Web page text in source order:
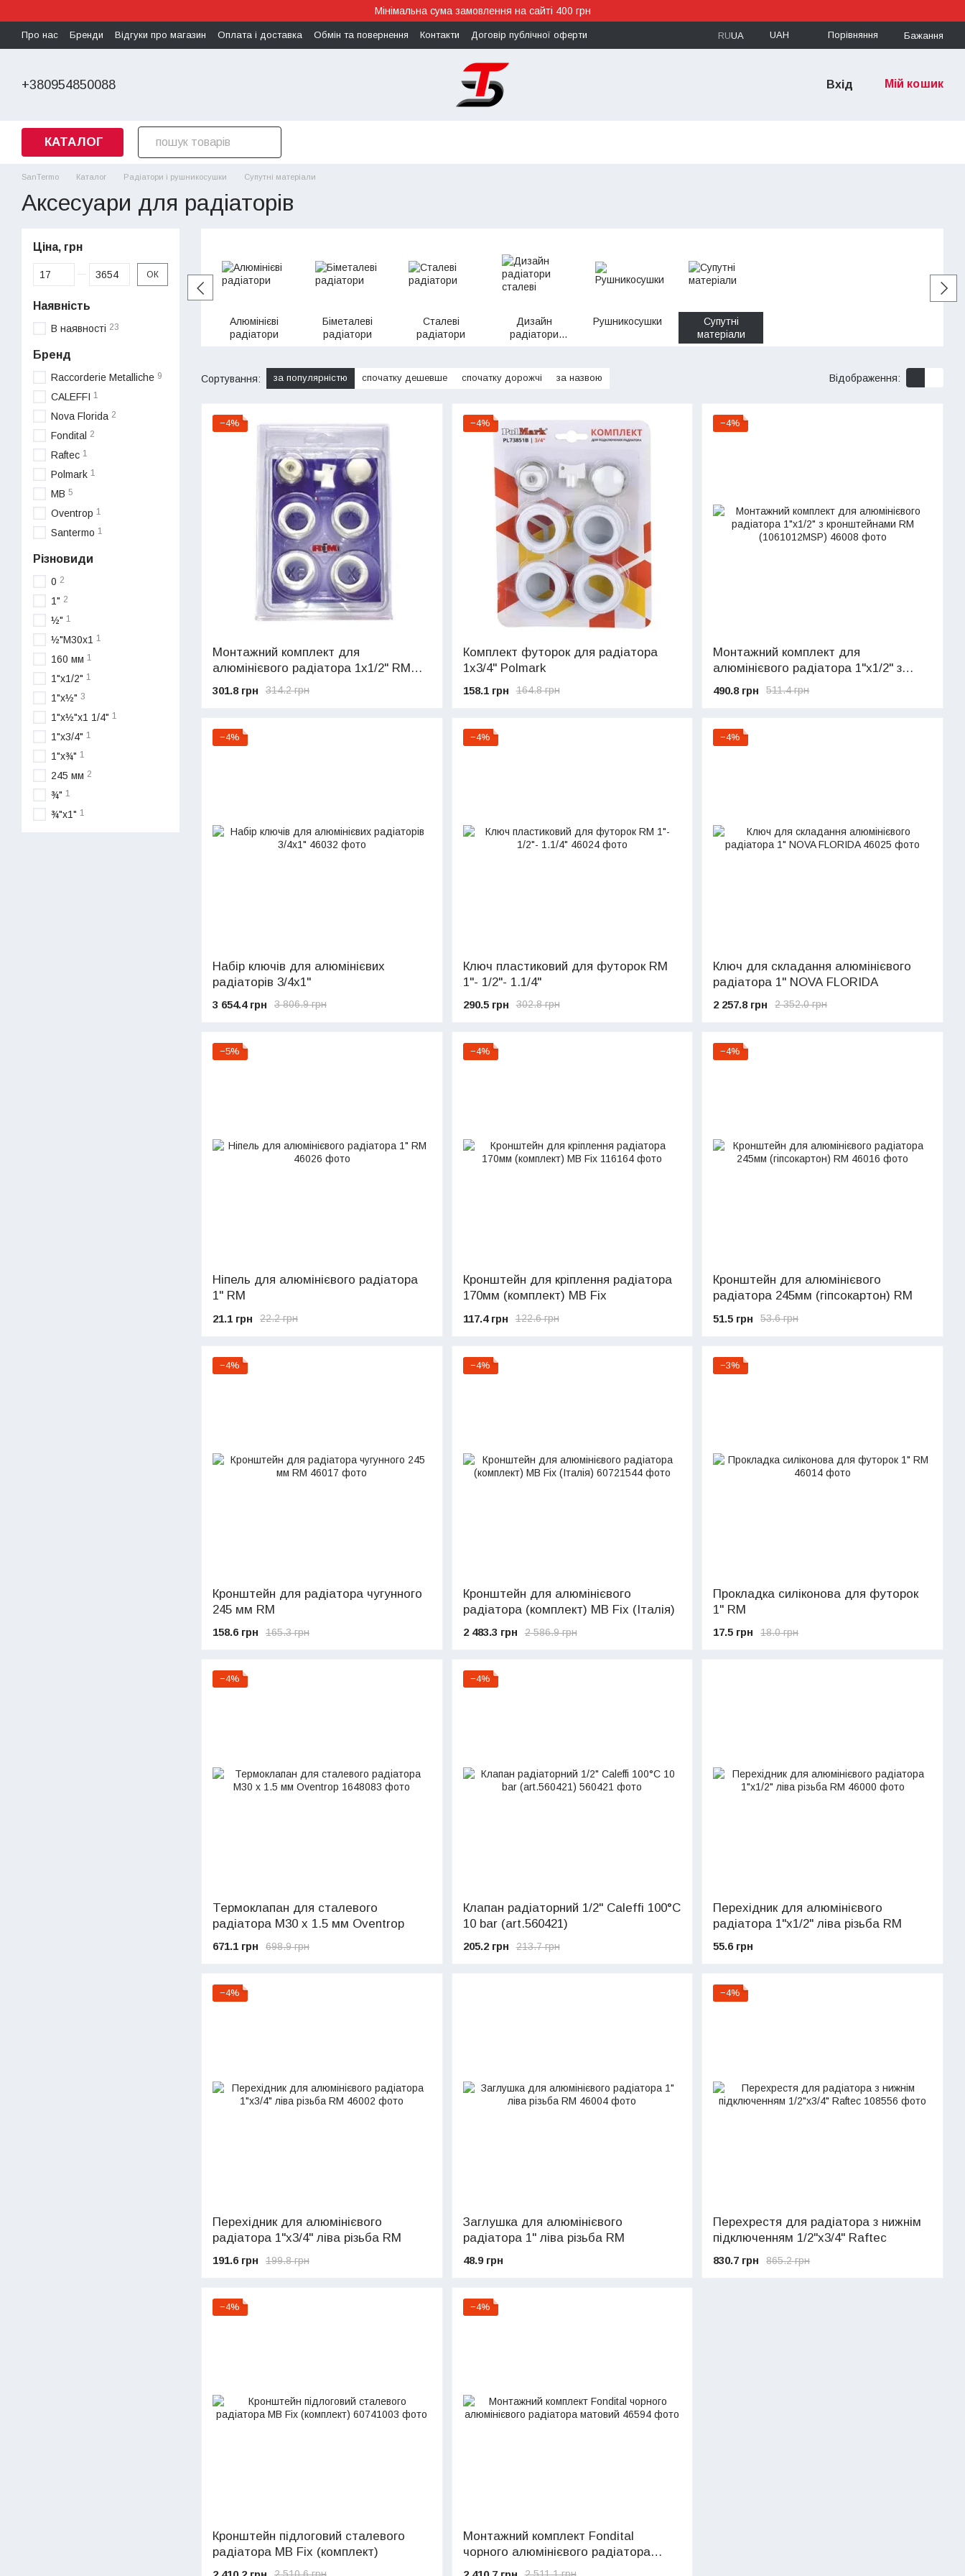
Мінімальна сума замовлення на сайті 400 грн
Про нас Бренди Відгуки про магазин Оплата і доставка Обмін та повернення Контакти
Договір публічної оферти
Політика конфіденційності
RUUA UAH Порівняння Бажання
+380954850088 Вхід Мій кошик
КАТАЛОГ
SanTermo Каталог Радіатори і рушникосушки Супутні матеріали
Аксесуари для радіаторів
Алюмінієві
радіатори
Біметалеві
радіатори
Сталеві
радіатори
Дизайн
радіатори
Рушникосушки
Супутні
матеріали
Сортування: за популярністю спочатку дешевше спочатку дорожчі за назвою Відображення:
−4%
Монтажний комплект для
алюмінієвого радіатора 1х1/2" RM
(арт.105100102)
314.2 грн
301.8 грн
−4%
Комплект футорок для радіатора
1х3/4" Polmark
164.8 грн
158.1 грн
−4%
Монтажний комплект для
алюмінієвого радіатора 1"х1/2" з
кронштейнами RM (1061012MSP)
511.4 грн
490.8 грн
−4%
Набір ключів для алюмінієвих
радіаторів 3/4х1"
3 806.9 грн
3 654.4 грн
−4%
Ключ пластиковий для футорок RM
1"- 1/2"- 1.1/4"
302.8 грн
290.5 грн
−4%
Ключ для складання алюмінієвого
радіатора 1" NOVA FLORIDA
2 352.0 грн
2 257.8 грн
−5%
Ніпель для алюмінієвого радіатора
1" RM
22.2 грн
21.1 грн
−4%
Кронштейн для кріплення радіатора
170мм (комплект) MB Fix
122.6 грн
117.4 грн
−4%
Кронштейн для алюмінієвого
радіатора 245мм (гіпсокартон) RM
53.6 грн
51.5 грн
−4%
Кронштейн для радіатора чугунного
245 мм RM
165.3 грн
158.6 грн
−4%
Кронштейн для алюмінієвого
радіатора (комплект) МB Fix (Італія)
2 586.9 грн
2 483.3 грн
−3%
Прокладка силіконова для футорок
1" RM
18.0 грн
17.5 грн
−4%
Термоклапан для сталевого
радіатора M30 х 1.5 мм Oventrop
698.9 грн
671.1 грн
−4%
Клапан радіаторний 1/2" Caleffi 100°C
10 bar (art.560421)
213.7 грн
205.2 грн
Перехідник для алюмінієвого
радіатора 1"х1/2" ліва різьба RM
55.6 грн
−4%
Перехідник для алюмінієвого
радіатора 1"х3/4" ліва різьба RM
199.8 грн
191.6 грн
Заглушка для алюмінієвого
радіатора 1" ліва різьба RM
48.9 грн
−4%
Перехрестя для радіатора з нижнім
підключенням 1/2"х3/4" Raftec
865.2 грн
830.7 грн
−4%
Кронштейн підлоговий сталевого
радіатора МВ Fix (комплект)
−4%
Монтажний комплект Fondital
чорного алюмінієвого радіатора
Ціна, грн
Від Ціна, грн
До Ціна, грн ОК
Наявність
В наявності 23
Бренд
Raccorderie Metalliche 9
CALEFFI 1
Nova Florida 2
Fondital 2
Raftec 1
Polmark 1
MB 5
Oventrop 1
Santermo 1
Різновиди
0 2
1" 2
½" 1
½"M30х1 1
160 мм 1
1"х1/2" 1
1"х½" 3
1"х½"х1 1/4" 1
1"х3/4" 1
1"х¾" 1
245 мм 2
¾" 1
¾"х1" 1